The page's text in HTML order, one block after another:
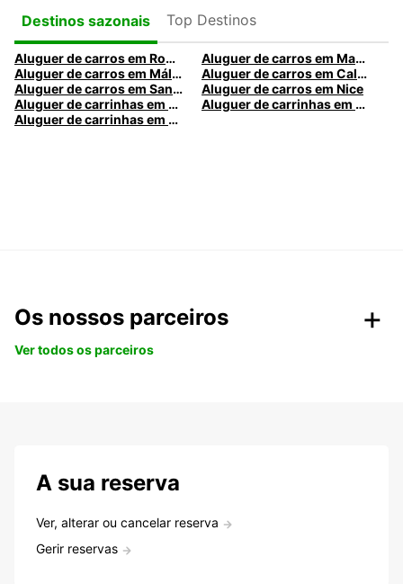
Destinos sazonais
Top Destinos
Aluguer de carros em Roma
Aluguer de carros em Madrid
Aluguer de carros em Málaga
Aluguer de carros em Caldas da Rainha
Aluguer de carros em Santa Maria da Feira
Aluguer de carros em Nice
Aluguer de carrinhas em Nice
Aluguer de carrinhas em Santa Maria da Feira
Aluguer de carrinhas em Caldas da Rainha
Os nossos parceiros
Ver todos os parceiros
A sua reserva
Ver, alterar ou cancelar reserva
Gerir reservas